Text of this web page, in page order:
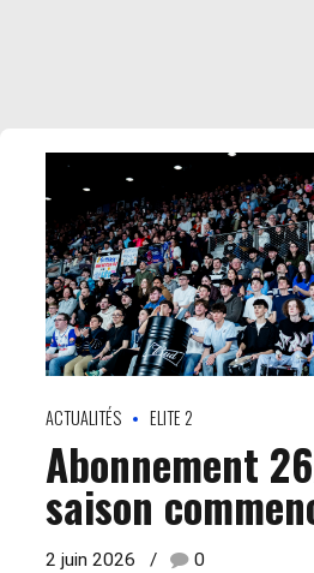
ACTUALITÉS ELITE 2
Abonnement
saison
2 juin 2026 0